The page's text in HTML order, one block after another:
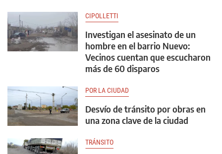
CIPOLLETTI
Investigan el asesinato de un
hombre en el barrio Nuevo:
Vecinos cuentan que escucharon
más de 60 disparos
POR LA CIUDAD
Desvío de tránsito por obras en
una zona clave de la ciudad
TRÁNSITO